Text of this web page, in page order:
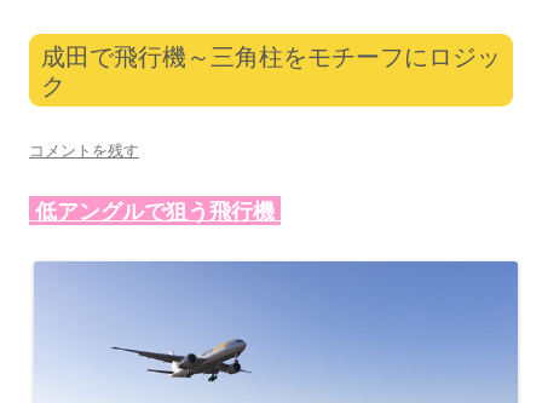
成田で飛行機～三角柱をモチーフにロジッ
ク
コメントを残す
低アングルで狙う飛行機